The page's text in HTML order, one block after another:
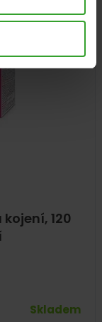
120
Skladem